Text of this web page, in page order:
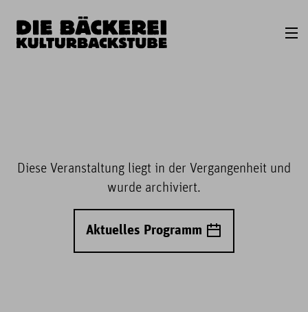
Diese Veranstaltung liegt in der Vergangenheit und
wurde archiviert.
Aktuelles Programm